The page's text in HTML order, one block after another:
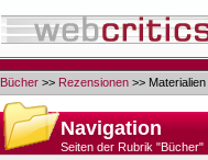
Bücher >> Rezensionen >>
Navigation
Seiten der Rubrik "Bücher"